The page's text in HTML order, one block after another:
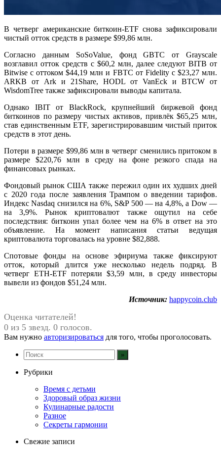
В четверг американские биткоин-ETF снова зафиксировали
чистый отток средств в размере $99,86 млн.
Согласно данным SoSoValue, фонд GBTC от Grayscale
возглавил отток средств с $60,2 млн, далее следуют BITB от
Bitwise с оттоком $44,19 млн и FBTC от Fidelity с $23,27 млн.
ARKB от Ark и 21Share, HODL от VanEck и BTCW от
WisdomTree также зафиксировали выводы капитала.
Однако IBIT от BlackRock, крупнейший биржевой фонд
биткоинов по размеру чистых активов, привлёк $65,25 млн,
став единственным ETF, зарегистрировавшим чистый приток
средств в этот день.
Потери в размере $99,86 млн в четверг сменились притоком в
размере $220,76 млн в среду на фоне резкого спада на
финансовых рынках.
Фондовый рынок США также пережил один их худших дней
с 2020 года после заявления Трампом о введении тарифов.
Индекс Nasdaq снизился на 6%, S&P 500 — на 4,8%, а Dow —
на 3,9%. Рынок криптовалют также ощутил на себе
последствия: биткоин упал более чем на 6% в ответ на это
объявление. На момент написания статьи ведущая
криптовалюта торговалась на уровне $82,888.
Спотовые фонды на основе эфириума также фиксируют
отток, который длится уже несколько недель подряд. В
четверг ETH-ETF потеряли $3,59 млн, в среду инвесторы
вывели из фондов $51,24 млн.
Источник: happycoin.club
Оценка читателей!
0 из 5 звезд. 0 голосов.
Вам нужно авторизироваться для того, чтобы проголосовать.
Рубрики
Время с детьми
Здоровый образ жизни
Кулинарные радости
Разное
Секреты гармонии
Свежие записи